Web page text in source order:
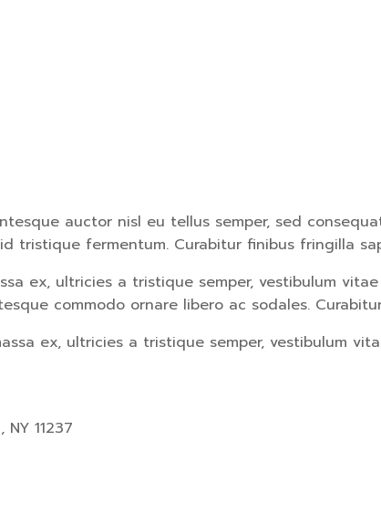
auctor nisl eu tellus semper, sed
tristique fermentum. Curabitur finibus fringilla
ex, ultricies a tristique semper, vestibulum
commodo ornare libero ac sodales.
ex, ultricies a tristique semper, vestibulum
11237